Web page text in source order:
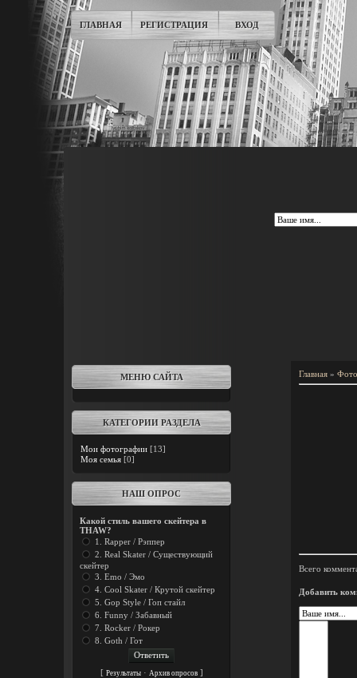
ГЛАВНАЯ РЕГИСТРАЦИЯ ВХОД
МЕНЮ САЙТА
КАТЕГОРИИ РАЗДЕЛА
Мои фотографии [13]
Моя семья [0]
НАШ ОПРОС
Какой стиль вашего скейтера в
THAW?
1. Rapper / Рэппер
2. Real Skater / Существующий
скейтер
3. Emo / Эмо
4. Cool Skater / Крутой скейтер
5. Gop Style / Гоп стайл
6. Funny / Забавный
7. Rocker / Рокер
8. Goth / Гот
[ Результаты· Архив опросов]
Главная »
Всего
Добавить